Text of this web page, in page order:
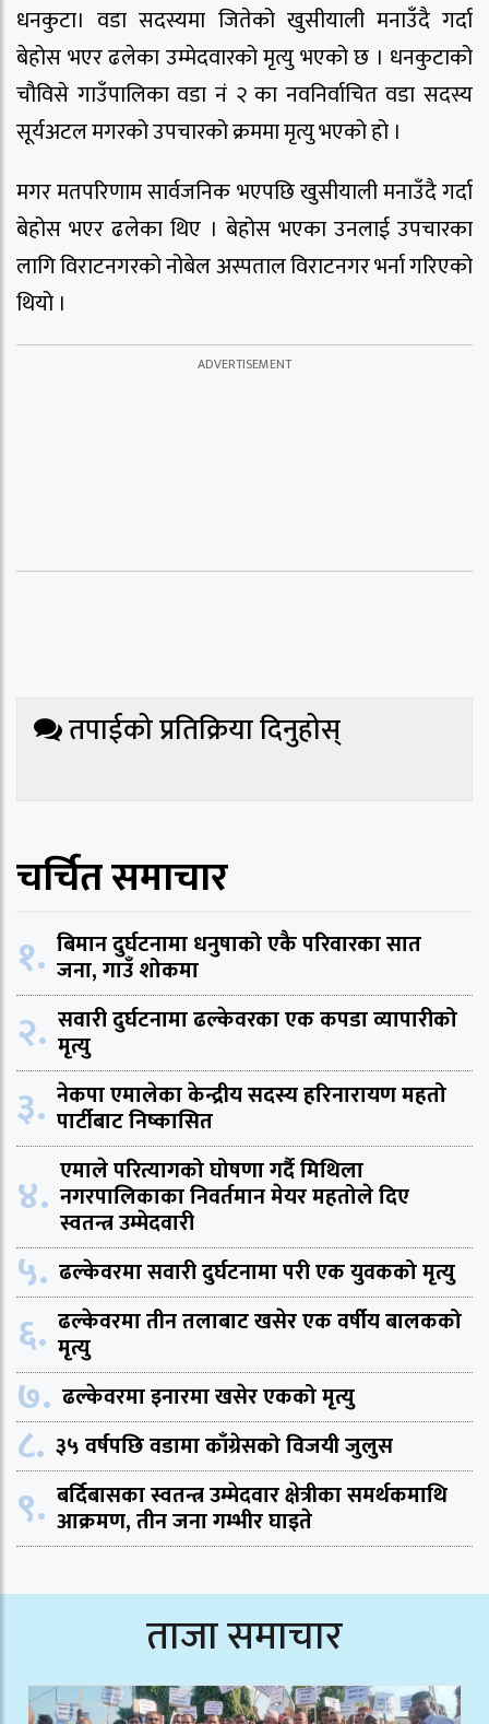
धनकुटा। वडा सदस्यमा जितेको खुसीयाली मनाउँदै गर्दा
बेहोस भएर ढलेका उम्मेदवारको मृत्यु भएको छ । धनकुटाको
चौविसे गाउँपालिका वडा नं २ का नवनिर्वाचित वडा सदस्य
सूर्यअटल मगरको उपचारको क्रममा मृत्यु भएको हो ।
मगर मतपरिणाम सार्वजनिक भएपछि खुसीयाली मनाउँदै गर्दा
बेहोस भएर ढलेका थिए । बेहोस भएका उनलाई उपचारका
लागि विराटनगरको नोबेल अस्पताल विराटनगर भर्ना गरिएको
थियो ।
तपाईको प्रतिक्रिया दिनुहोस्
चर्चित समाचार
१. बिमान दुर्घटनामा धनुषाको एकै परिवारका सात
जना, गाउँ शोकमा
२. सवारी दुर्घटनामा ढल्केवरका एक कपडा व्यापारीको
मृत्यु
३. नेकपा एमालेका केन्द्रीय सदस्य हरिनारायण महतो
पार्टीबाट निष्कासित
४. एमाले परित्यागको घोषणा गर्दै मिथिला
नगरपालिकाका निवर्तमान मेयर महतोले दिए
स्वतन्त्र उम्मेदवारी
५. ढल्केवरमा सवारी दुर्घटनामा परी एक युवकको मृत्यु
६. ढल्केवरमा तीन तलाबाट खसेर एक वर्षीय बालकको
मृत्यु
७. ढल्केवरमा इनारमा खसेर एकको मृत्यु
८. ३५ वर्षपछि वडामा काँग्रेसको विजयी जुलुस
९. बर्दिबासका स्वतन्त्र उम्मेदवार क्षेत्रीका समर्थकमाथि
आक्रमण, तीन जना गम्भीर घाइते
ताजा समाचार